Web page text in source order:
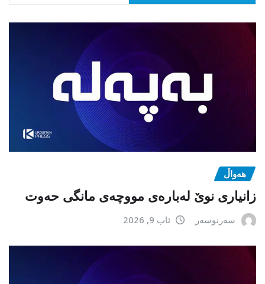
هەواڵ
زانیاری نوێ لەبارەی مووچەی مانگی حەوت
سەرنوسەر ئاب 9, 2026